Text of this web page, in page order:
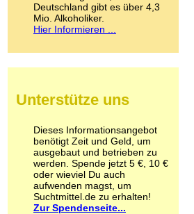
Meskalin
Metamphetamin
Methadon
Pilze
Psychopharmaka
Schlafmittel
Schmerzmittel
Schnüffelstoffe
Spice
Sucht / Süchte
Alkoholsucht
Deutschland gibt es über 4,3
Mio. Alkoholiker.
Hier Informieren ...
Unterstütze uns
Dieses Informationsangebot
benötigt Zeit und Geld, um
ausgebaut und betrieben zu
werden. Spende jetzt 5 €, 10 €
oder wieviel Du auch
aufwenden magst, um
Suchtmittel.de zu erhalten!
Zur Spendenseite...